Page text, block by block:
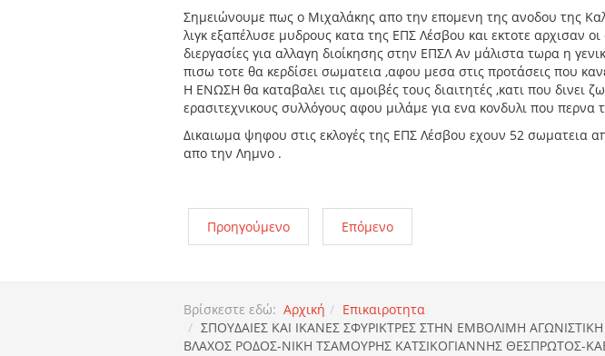
Σημειώνουμε πως ο Μιχαλάκης απο την επομενη της ανοδου της
λιγκ εξαπέλυσε μυδρους κατα της ΕΠΣ Λέσβου και εκτοτε αρχισαν οι
διεργασίες για αλλαγη διοίκησης στην ΕΠΣΛ Αν μάλιστα τωρα η
πισω τοτε θα κερδίσει σωματεια ,αφου μεσα στις προτάσεις που
Η ΕΝΩΣΗ θα καταβαλει τις αμοιβές τους διαιτητές ,κατι που δινει
ερασιτεχνικους συλλόγους αφου μιλάμε για ενα κονδυλι που περνα
Δικαιωμα ψηφου στις εκλογές της ΕΠΣ Λέσβου εχουν 52 σωματεια
απο την Λημνο .
Προηγούμενο Επόμενο
Βρίσκεστε εδώ: Αρχική
Επικαιροτητα
ΣΠΟΥΔΑΙΕΣ ΚΑΙ ΙΚΑΝΕΣ ΣΦΥΡΙΚΤΡΕΣ ΣΤΗΝ ΕΜΒΟΛΙΜΗ
ΒΛΑΧΟΣ ΡΟΔΟΣ-ΝΙΚΗ ΤΣΑΜΟΥΡΗΣ ΚΑΤΣΙΚΟΓΙΑΝΝΗΣ ΘΕΣΠΡΩΤΟΣ-